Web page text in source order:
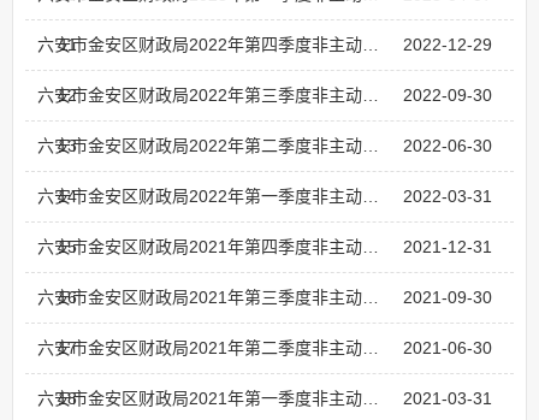
2022-12-29
11
2022-09-30
12
2022-06-30
13
2022-03-31
14
2021-12-31
15
2021-09-30
16
2021-06-30
17
2021-03-31
18